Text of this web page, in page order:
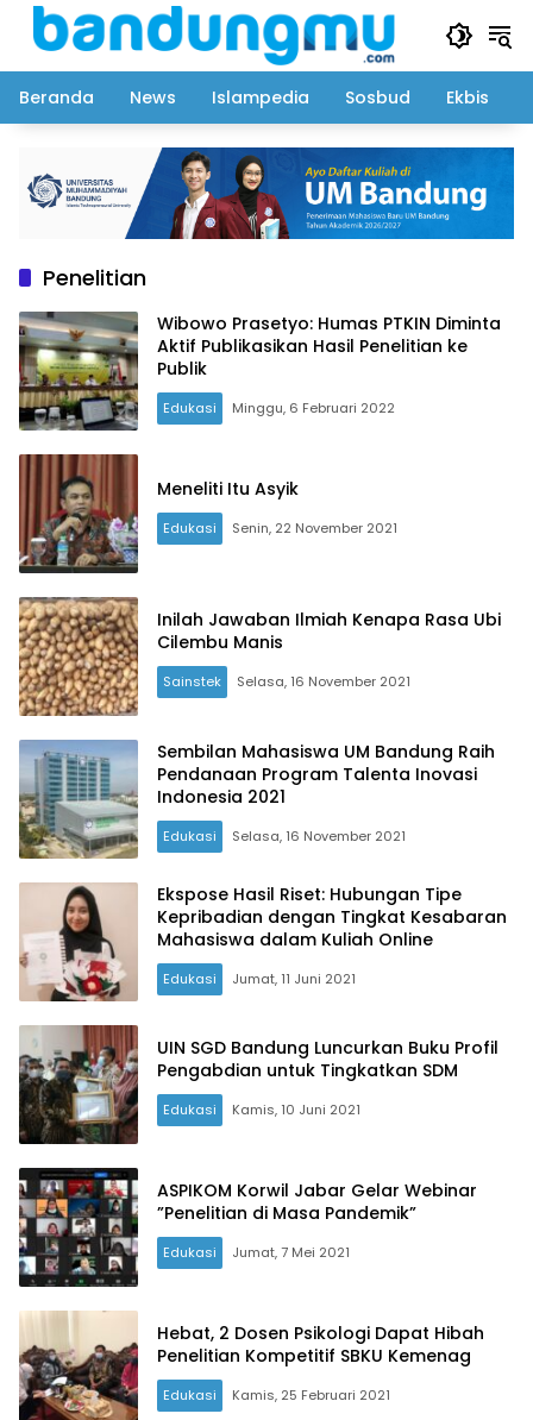
Langsung
Beranda
News Islampedia Sosbud Ekbis
Penelitian
Wibowo Prasetyo: Humas PTKIN Diminta
Aktif Publikasikan Hasil Penelitian ke
Publik
Edukasi Minggu, 6 Februari 2022
Meneliti Itu Asyik
Edukasi Senin, 22 November 2021
Inilah Jawaban Ilmiah Kenapa Rasa Ubi
Cilembu Manis
Sainstek Selasa, 16 November 2021
Sembilan Mahasiswa UM Bandung Raih
Pendanaan Program Talenta Inovasi
Indonesia 2021
Edukasi Selasa, 16 November 2021
Ekspose Hasil Riset: Hubungan Tipe
Kepribadian dengan Tingkat Kesabaran
Mahasiswa dalam Kuliah Online
Edukasi Jumat, 11 Juni 2021
UIN SGD Bandung Luncurkan Buku Profil
Pengabdian untuk Tingkatkan SDM
Edukasi Kamis, 10 Juni 2021
ASPIKOM Korwil Jabar Gelar Webinar
”Penelitian di Masa Pandemik”
Edukasi Jumat, 7 Mei 2021
Hebat, 2 Dosen Psikologi Dapat Hibah
Penelitian Kompetitif SBKU Kemenag
Edukasi Kamis, 25 Februari 2021